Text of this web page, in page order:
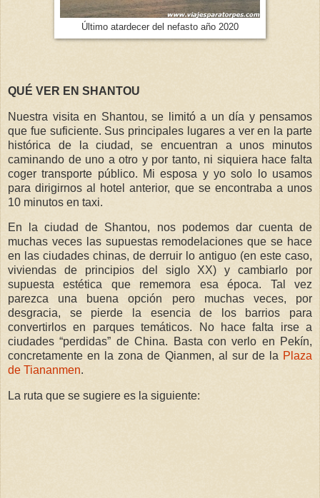
Último atardecer del nefasto año 2020
QUÉ VER EN SHANTOU
Nuestra visita en Shantou, se limitó a un día y pensamos
que fue suficiente. Sus principales lugares a ver en la parte
histórica de la ciudad, se encuentran a unos minutos
caminando de uno a otro y por tanto, ni siquiera hace falta
coger transporte público. Mi esposa y yo solo lo usamos
para dirigirnos al hotel anterior, que se encontraba a unos
10 minutos en taxi.
En la ciudad de Shantou, nos podemos dar cuenta de
muchas veces las supuestas remodelaciones que se hace
en las ciudades chinas, de derruir lo antiguo (en este caso,
viviendas de principios del siglo XX) y cambiarlo por
supuesta estética que rememora esa época. Tal vez
parezca una buena opción pero muchas veces, por
desgracia, se pierde la esencia de los barrios para
convertirlos en parques temáticos. No hace falta irse a
ciudades “perdidas” de China. Basta con verlo en Pekín,
concretamente en la zona de Qianmen, al sur de la Plaza
de Tiananmen.
La ruta que se sugiere es la siguiente: